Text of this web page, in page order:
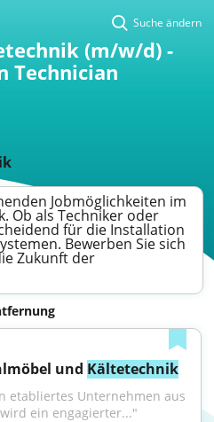
Suche ändern
(m/w/d) -
Technician
Jobmöglichkeiten im
Ob als Techniker oder
für die Installation
Bewerben Sie sich
Zukunft der
und Kältetechnik
etabliertes Unternehmen aus
wird ein engagierter..."